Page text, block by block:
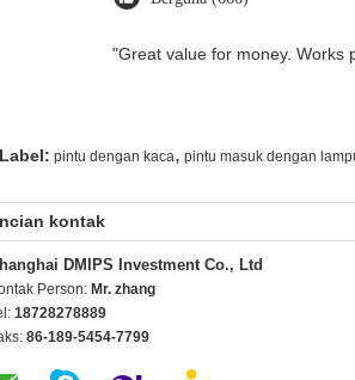
"Great value for money. Works
Label: pintu dengan kaca, pintu masuk dengan
kontak
DMIPS Investment Co., Ltd
Person: Mr. zhang
18728278889
86-189-5454-7799